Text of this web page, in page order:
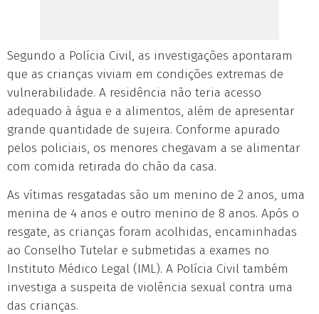
Segundo a Polícia Civil, as investigações apontaram
que as crianças viviam em condições extremas de
vulnerabilidade. A residência não teria acesso
adequado à água e a alimentos, além de apresentar
grande quantidade de sujeira. Conforme apurado
pelos policiais, os menores chegavam a se alimentar
com comida retirada do chão da casa.
As vítimas resgatadas são um menino de 2 anos, uma
menina de 4 anos e outro menino de 8 anos. Após o
resgate, as crianças foram acolhidas, encaminhadas
ao Conselho Tutelar e submetidas a exames no
Instituto Médico Legal (IML). A Polícia Civil também
investiga a suspeita de violência sexual contra uma
das crianças.